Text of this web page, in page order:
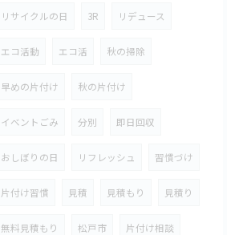
リサイクルの日 3R リデュース
エコ活動 エコ活 秋の掃除
早めの片付け 秋の片付け
イベントごみ 分別 即日回収
おしぼりの日 リフレッシュ 習慣づけ
片付け習慣 見積 見積もり 見積り
無料見積もり 松戸市 片付け相談